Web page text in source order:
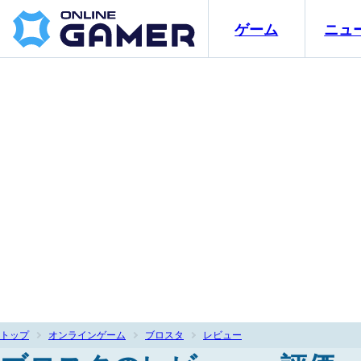
ゲーム ニュ
トップ オンラインゲーム ブロスタ レビュー